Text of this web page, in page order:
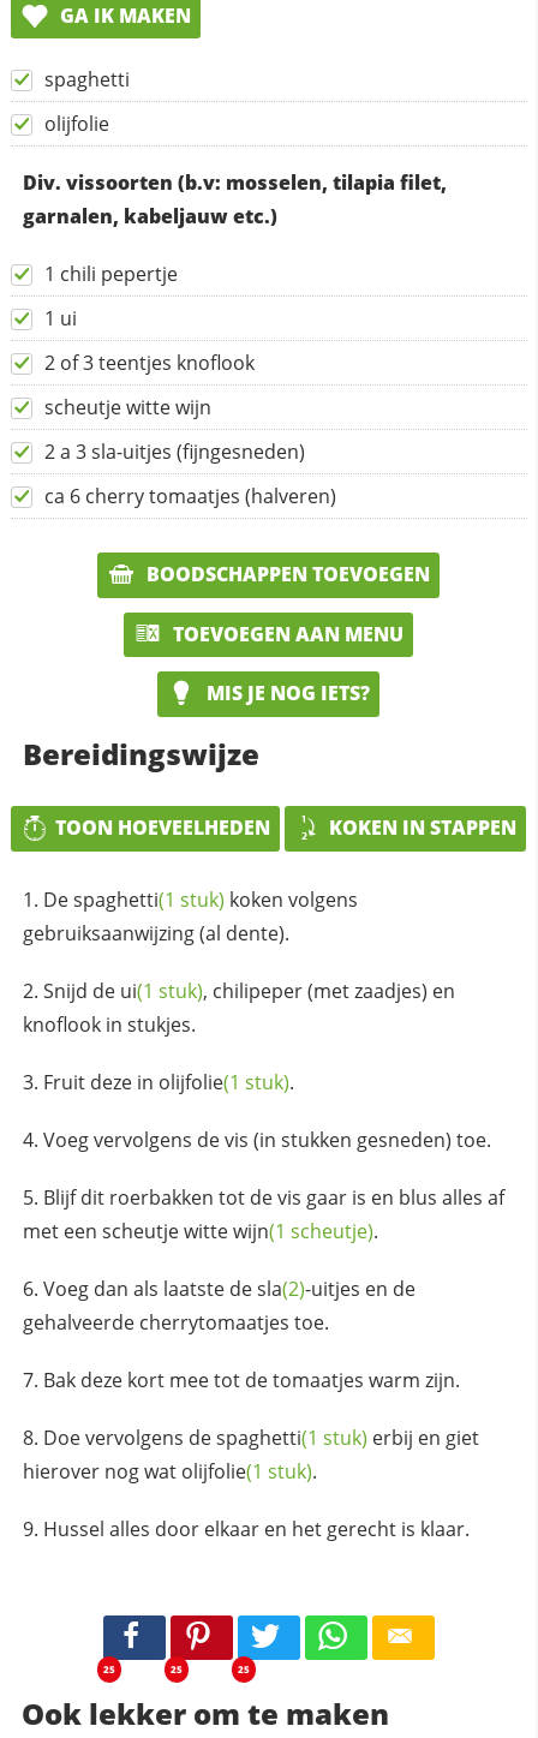
GA IK MAKEN
spaghetti
olijfolie
Div. vissoorten (b.v: mosselen, tilapia filet,
garnalen, kabeljauw etc.)
1 chili pepertje
1 ui
2 of 3 teentjes knoflook
scheutje witte wijn
2 a 3 sla-uitjes (fijngesneden)
ca 6 cherry tomaatjes (halveren)
BOODSCHAPPEN TOEVOEGEN
TOEVOEGEN AAN MENU
MIS JE NOG IETS?
Bereidingswijze
TOON HOEVEELHEDEN KOKEN IN STAPPEN
Despaghetti(1 stuk) koken volgens
gebruiksaanwijzing (al dente).
Snijd de ui(1 stuk), chilipeper (met zaadjes) en
knoflook in stukjes.
Fruit deze in olijfolie(1 stuk).
Voeg vervolgens de vis (in stukken gesneden) toe.
Blijf dit roerbakken tot de vis gaar is en blus alles af
met een scheutje wittewijn(1 scheutje).
Voeg dan als laatste desla(2)-uitjes en de
gehalveerde cherrytomaatjes toe.
Bak deze kort mee tot de tomaatjes warm zijn.
Doe vervolgens despaghetti(1 stuk) erbij en giet
hierover nog wat olijfolie(1 stuk).
Hussel alles door elkaar en het gerecht is klaar.
25 25 25
Ook lekker om te maken